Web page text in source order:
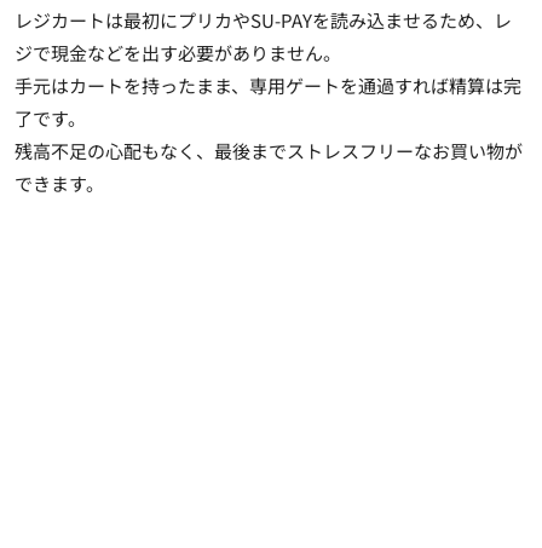
レジカートは最初にプリカやSU-PAYを読み込ませるため、レ
ジで現金などを出す必要がありません。
手元はカートを持ったまま、 専用ゲートを通過すれば精算は完
了です。
残高不足の心配もなく、最後までストレスフリーなお買い物が
できます。